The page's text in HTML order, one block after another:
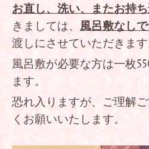
お直し、洗い、またお持
きましては、 風呂敷なし
渡しにさせていただきます
風呂敷が必要な方は一枚
ます。
恐れ入りますが、ご理解
くお願いいたします。